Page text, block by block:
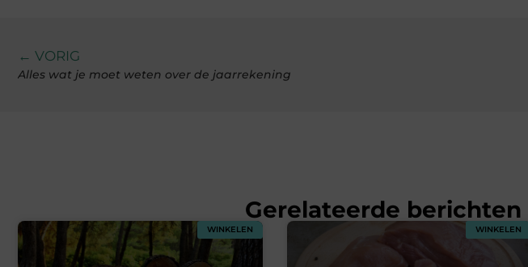
← VORIG
Alles wat je moet weten over de jaarrekening
Gerelateerde berichten
WINKELEN WINKELEN